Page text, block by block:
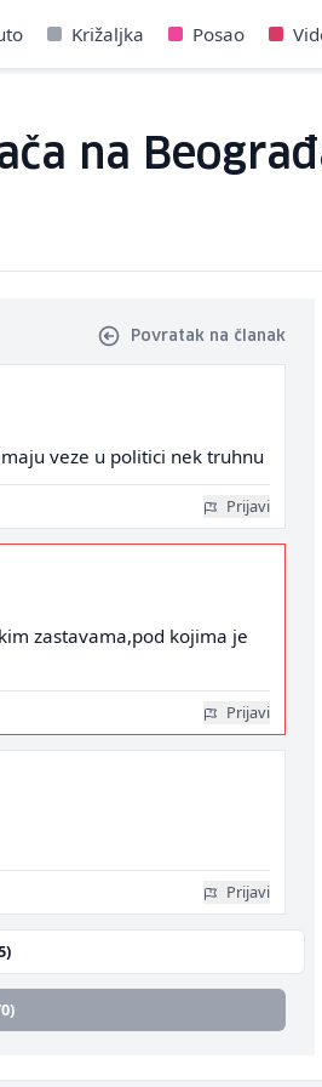
Križaljka Posao
na
Povratak na članak
veze u politici nek truhnu
Prijavi
zastavama,pod kojima je
Prijavi
Prijavi